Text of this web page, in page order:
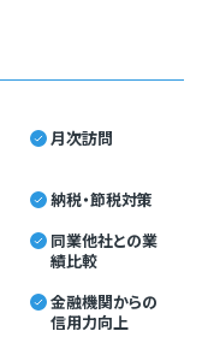
月次訪問
納税・節税対策
同業他社との業
績比較
金融機関からの
信用力向上